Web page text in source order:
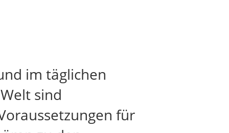
im täglichen
sind
für